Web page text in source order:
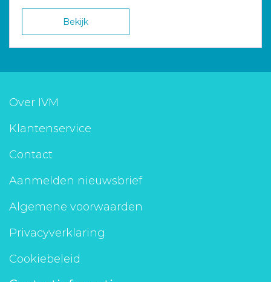
Bekijk
Over IVM
Klantenservice
Contact
Aanmelden nieuwsbrief
Algemene voorwaarden
Privacyverklaring
Cookiebeleid